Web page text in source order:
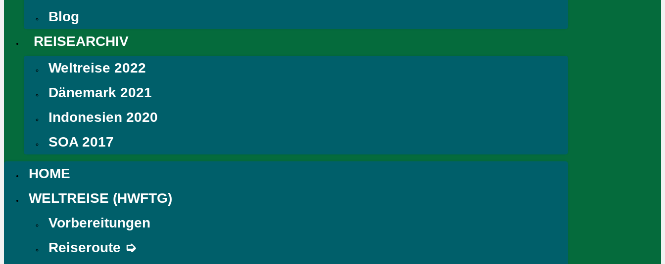
Blog
REISEARCHIV
Weltreise 2022
Dänemark 2021
Indonesien 2020
SOA 2017
HOME
WELTREISE (HWFTG)
Vorbereitungen
Reiseroute ➭